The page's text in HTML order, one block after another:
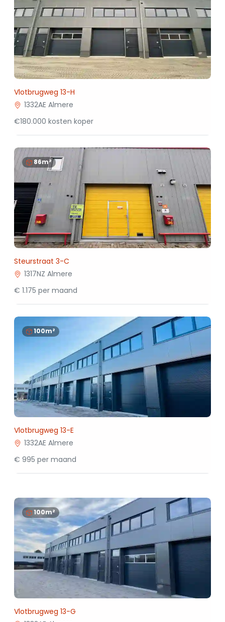
Vlotbrugweg 13-H
1332AE Almere
€180.000 kosten koper
86m²
Steurstraat 3-C
1317NZ Almere
€ 1.175 per maand
100m²
Vlotbrugweg 13-E
1332AE Almere
€ 995 per maand
100m²
Vlotbrugweg 13-G